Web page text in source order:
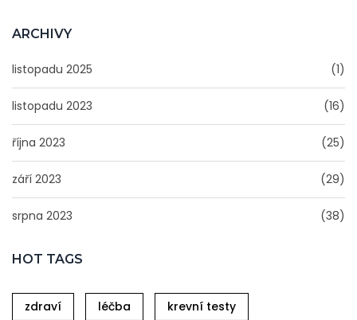
ARCHIVY
listopadu 2025 (1)
listopadu 2023 (16)
října 2023 (25)
září 2023 (29)
srpna 2023 (38)
HOT TAGS
zdraví léčba krevní testy